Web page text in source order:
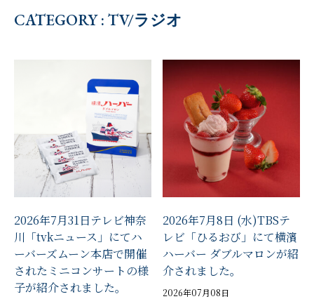
CATEGORY : TV/ラジオ
2026年7月31日テレビ神奈
川「tvkニュース」にてハ
ーバーズムーン本店で開催
されたミニコンサートの様
子が紹介されました。
2026年7月8日 (水)TBSテ
レビ「ひるおび」にて横濱
ハーバー ダブルマロンが紹
介されました。
2026年07月08日